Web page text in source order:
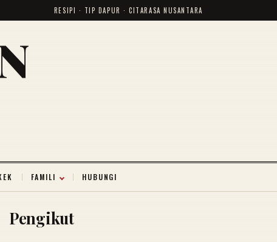
RESIPI · TIP DAPUR · CITARASA NUSANTARA
FAMILI HUBUNGI
Pengikut